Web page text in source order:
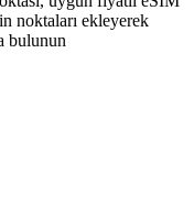
noktaları ekleyerek
bulunun